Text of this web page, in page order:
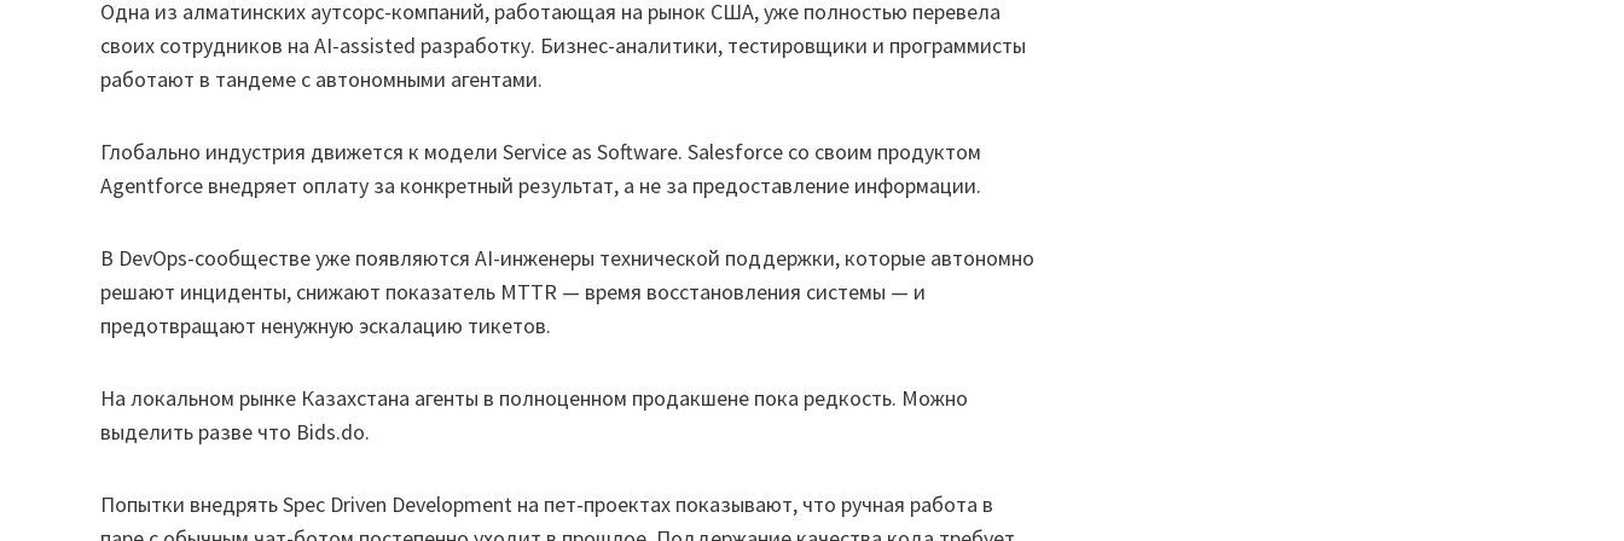
Одна из алматинских аутсорс-компаний, работающая на рынок США, уже полностью перевела
своих сотрудников на AI-assisted разработку. Бизнес-аналитики, тестировщики и программисты
работают в тандеме с автономными агентами.
Глобально индустрия движется к модели Service as Software. Salesforce со своим продуктом
Agentforce внедряет оплату за конкретный результат, а не за предоставление информации.
В DevOps-сообществе уже появляются AI-инженеры технической поддержки, которые автономно
решают инциденты, снижают показатель MTTR — время восстановления системы — и
предотвращают ненужную эскалацию тикетов.
На локальном рынке Казахстана агенты в полноценном продакшене пока редкость. Можно
выделить разве что Bids.do.
Попытки внедрять Spec Driven Development на пет-проектах показывают, что ручная работа в